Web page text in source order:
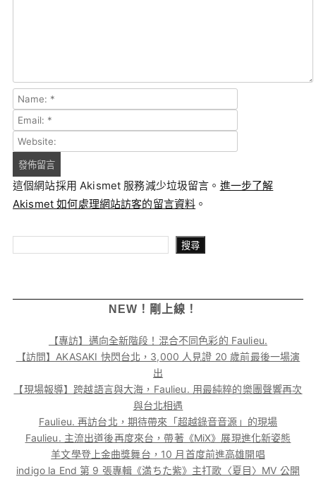
這個網站採用 Akismet 服務減少垃圾留言。 進一步了解
Akismet 如何處理網站訪客的留言資料 。
搜尋
NEW！剛上線！
【專訪】邁向全新階段！混合不同色彩的 Faulieu.
【訪問】AKASAKI 快閃台北，3,000 人見證 20 歲前最後一場演
出
【現場報導】跨越語言與大海，Faulieu. 用最純粹的樂團聲響再次
與台北相遇
Faulieu. 再訪台北，期待帶來「超越錄音音源」的現場
Faulieu. 主流出道後再度來台，帶著《MiX》展現進化新姿態
羊文學登上金曲獎舞台，10 月首度前進高雄開唱
indigo la End 第 9 張專輯《満ちた紫》主打歌〈夏目〉MV 公開